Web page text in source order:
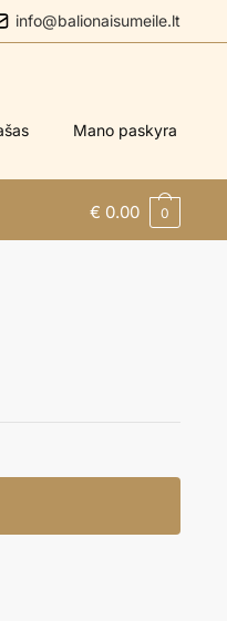
info@balionaisumeile.lt
Mano paskyra
€ 0.00 0